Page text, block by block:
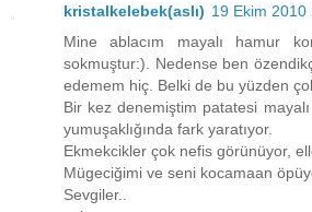
kristalkelebek(aslı) 19 Ekim 2010
Mine ablacım mayalı hamur
sokmuştur:). Nedense ben
edemem hiç. Belki de bu yüzden
Bir kez denemiştim patatesi
yumuşaklığında fark yaratıyor.
Ekmekcikler çok nefis görünüyor,
Mügeciğimi ve seni kocamaan
Sevgiler..